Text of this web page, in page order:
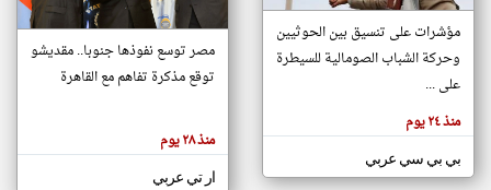
تغيير الدولة
اخبار الصومال على مدار الساعة
أهم اخبار الصومال العاجلة والمباشرة
المقالات
الموجوده
هنا عن
كاتبيها.
مؤشرات على تنسيق بين الحوثيين
وحركة الشباب الصومالية للسيطرة
على ...
منذ ٢٤ يوم
بي بي سي عربي
مصر توسع نفوذها جنوبا.. مقديشو
توقع مذكرة تفاهم مع القاهرة
منذ ٢٨ يوم
ار تي عربي
klyoum.com